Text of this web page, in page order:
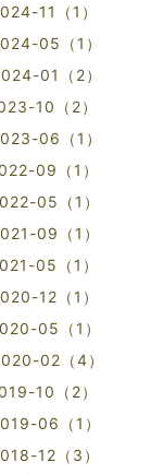
11（1）
05（1）
01（2）
10（2）
06（1）
09（1）
05（1）
09（1）
05（1）
12（1）
05（1）
02（4）
10（2）
06（1）
12（3）